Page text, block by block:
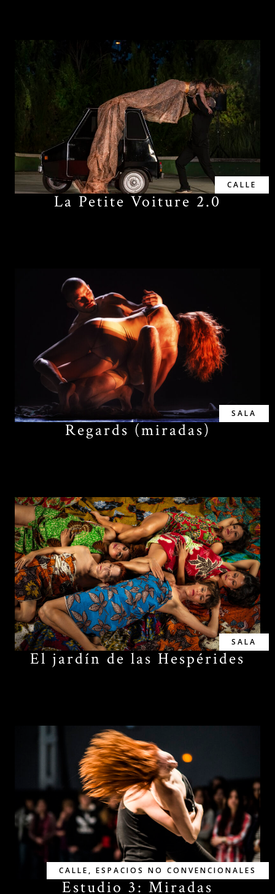
CALLE
La Petite Voiture 2.0
SALA
Regards (miradas)
SALA
El jardín de las Hespérides
CALLE , ESPACIOS NO CONVENCIONALES
Estudio 3: Miradas